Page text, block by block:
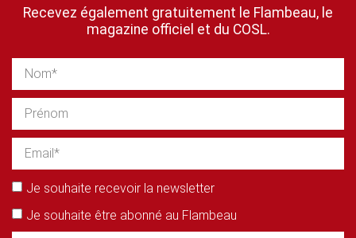
Recevez également gratuitement le Flambeau, le
magazine officiel et du COSL.
Je souhaite recevoir la newsletter
Je souhaite être abonné au Flambeau